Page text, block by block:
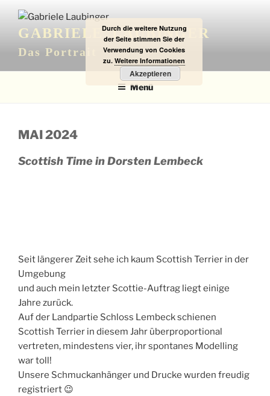
Inhalt
springenGABRIELE LAUBINGER
Das Portrait
Menü
MAI 2024
Scottish Time in Dorsten Lembeck
Seit längerer Zeit sehe ich kaum Scottish Terrier in der
Umgebung
und auch mein letzter Scottie-Auftrag liegt einige
Jahre zurück.
Auf der Landpartie Schloss Lembeck schienen
Scottish Terrier in diesem Jahr überproportional
vertreten, mindestens vier, ihr spontanes Modelling
war toll!
Unsere Schmuckanhänger und Drucke wurden freudig
registriert 😉
Durch die weitere Nutzung
der Seite stimmen Sie der
Verwendung von Cookies
zu. Weitere Informationen
Akzeptieren